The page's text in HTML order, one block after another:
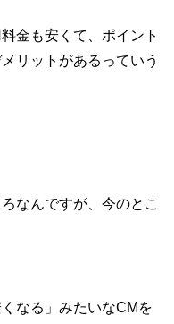
金も安くて、ポイント
リットがあるっていう
なんですが、今のとこ
なる」みたいなCMを